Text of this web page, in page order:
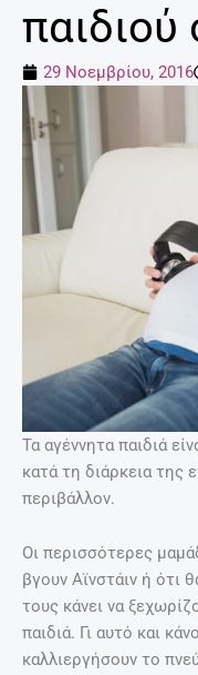
παιδιού
29 Νοεμβρίου, 2016
Τα αγέννητα παιδιά
κατά τη διάρκεια της
περιβάλλον.
Oι περισσότερες
βγουν Αϊνστάιν ή ότι
τους κάνει να
παιδιά. Γι αυτό και
καλλιεργήσουν το